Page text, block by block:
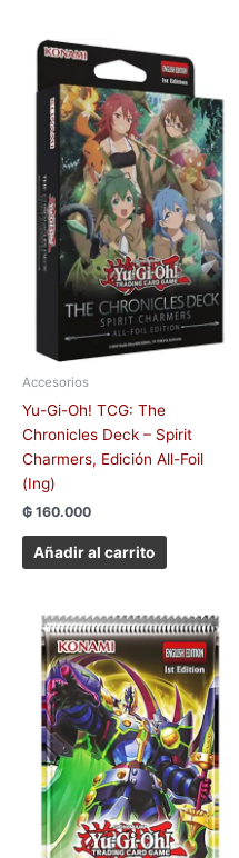
Accesorios
Yu-Gi-Oh! TCG: The
Chronicles Deck – Spirit
Charmers, Edición All-Foil
(Ing)
₲ 160.000
Añadir al carrito